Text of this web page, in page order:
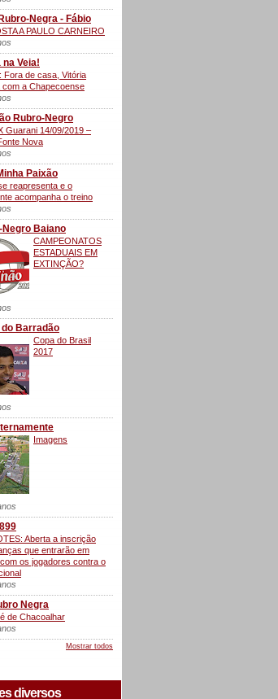
Negra - Fábio
A PAULO CARNEIRO
Veia!
Fora de casa, Vitória
com a Chapecoense
Rubro-Negro
Guarani 14/09/2019 –
Nova
Paixão
reapresenta e o
acompanha o treino
Negro Baiano
CAMPEONATOS
ESTADUAIS EM
EXTINÇÃO?
Barradão
Copa do Brasil
2017
Imagens
Aberta a inscrição
que entrarão em
os jogadores contra o
Negra
de Chacoalhar
Mostrar todos
diversos